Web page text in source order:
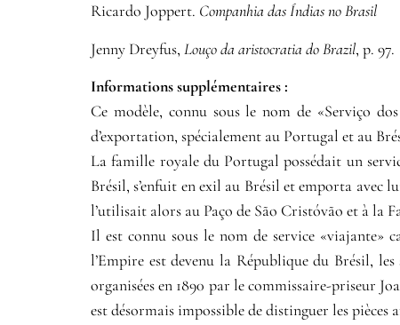
Ricardo Joppert. Companhia das Índias no Brasil
Jenny Dreyfus, Louço da aristocratia do Brazil, p. 97.
Informations supplémentaires​ :​
Ce modèle, connu sous le nom de «Serviço
d’exportation, spécialement au Portugal et au
La famille royale du Portugal possédait un
Brésil, s’enfuit en exil au Brésil et emporta avec
l’utilisait alors au Paço de São Cristóvão et à la
Il est connu sous le nom de service «viajante»
l’Empire est devenu la République du Brésil,
organisées en 1890 par le commissaire-priseur
est désormais impossible de distinguer les pièces